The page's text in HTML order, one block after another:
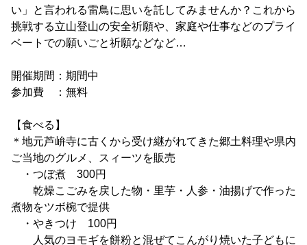
い」と言われる雷鳥に思いを託してみませんか？これから
挑戦する立山登山の安全祈願や、家庭や仕事などのプライ
ベートでの願いごと祈願などなど…
開催期間：期間中
参加費 ：無料
【食べる】
＊地元芦峅寺に古くから受け継がれてきた郷土料理や県内
ご当地のグルメ、スィーツを販売
・つぼ煮 300円
乾燥こごみを戻した物・里芋・人参・油揚げで作った
煮物をツボ椀で提供
・やきつけ 100円
人気のヨモギを餅粉と混ぜてこんがり焼いた子どもに